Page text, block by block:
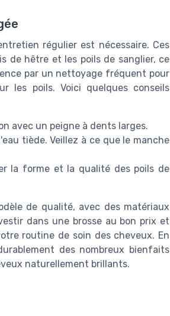
régulier est nécessaire. Ces
de hêtre et les poils de sanglier, ce
par un nettoyage fréquent pour
les poils. Voici quelques conseils
avec un peigne à dents larges.
tiède. Veillez à ce que le manche
la forme et la qualité des poils de
de qualité, avec des matériaux
dans une brosse au bon prix et
routine de soin des cheveux. En
des nombreux bienfaits
naturellement brillants.